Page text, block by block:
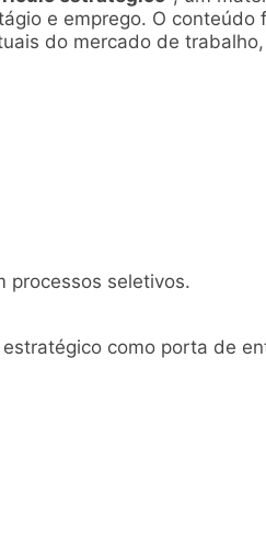
e emprego. O conteúdo
do mercado de
processos seletivos.
como porta de